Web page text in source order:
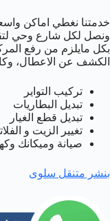
خدمتنا نغطي اماكن
ونصل لكل شارع وحي
بكل مايلزم من رفع
الكشف عن الاعطال،
تركيب التواير
تبديل البطاريات
تبديل قطع الغيار
تغيير الزيت و
صيانة وميكانك
بنشر متنقل سلوى